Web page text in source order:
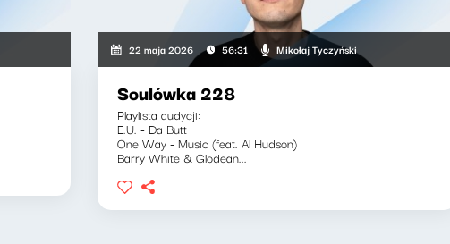
22 maja 2026 56:31 Mikołaj Tyczyński
Soulówka 228
Playlista audycji:
E.U. - Da Butt
One Way - Music (feat. Al Hudson)
Barry White & Glodean...